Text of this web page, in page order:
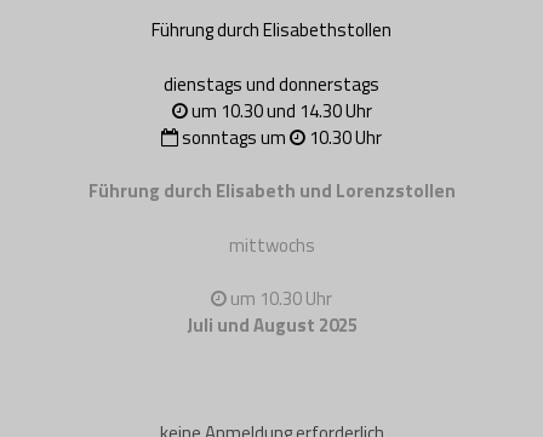
Führung durch Elisabethstollen
dienstags und donnerstags
um 10.30 und 14.30 Uhr
sonntags um
10.30 Uhr
Führung durch Elisabeth und Lorenzstollen
mittwochs
um 10.30 Uhr
Juli und August 2025